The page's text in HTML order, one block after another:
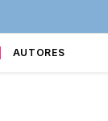
AUTORES